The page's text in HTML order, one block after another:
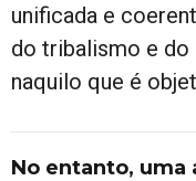
unificada e
do tribalismo e do
naquilo que é
No entanto, uma